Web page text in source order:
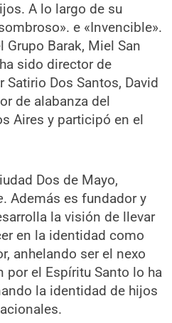
A lo largo de su
e «Invencible».
Barak, Miel San
sido director de
Dos Santos, David
de alabanza del
Aires y participó en el
Dos de Mayo,
. Además es fundador y
la visión de llevar
en la identidad como
anhelando ser el nexo
por el Espíritu Santo lo ha
la identidad de hijos